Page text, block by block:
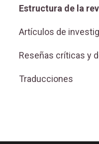
Estructura de la
Artículos de
Reseñas críticas y
Traducciones